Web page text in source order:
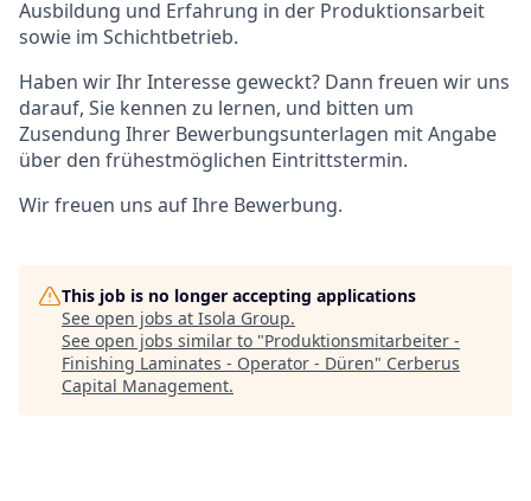
Ausbildung und Erfahrung in der Produktionsarbeit
sowie im Schichtbetrieb.
Haben wir Ihr Interesse geweckt? Dann freuen wir uns
darauf, Sie kennen zu lernen, und bitten um
Zusendung Ihrer Bewerbungsunterlagen mit Angabe
über den frühestmöglichen Eintrittstermin.
Wir freuen uns auf Ihre Bewerbung.
This job is no longer accepting applications
See open jobs at Isola Group.
See open jobs similar to "Produktionsmitarbeiter -
Finishing Laminates - Operator - Düren" Cerberus
Capital Management.